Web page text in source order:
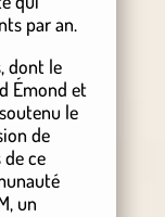
par an.
dont le
Émond et
le
de
ce
un